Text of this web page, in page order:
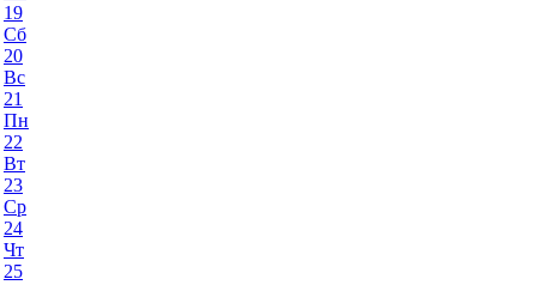
19
Сб
20
Вс
21
Пн
22
Вт
23
Ср
24
Чт
25